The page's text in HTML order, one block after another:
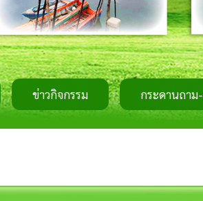
ข่าวกิจกรรม กระดานถา